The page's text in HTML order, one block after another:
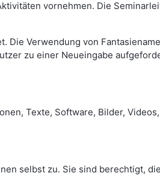
vornehmen. Die
Die Verwendung von
zu einer Neueingabe
Texte, Software, Bilder,
selbst zu. Sie sind berechtigt,